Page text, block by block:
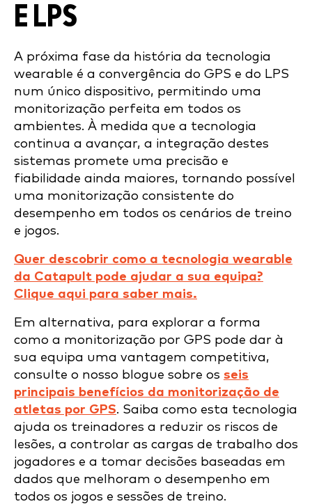
E LPS
A próxima fase da história da tecnologia
wearable é a convergência do GPS e do LPS
num único dispositivo, permitindo uma
monitorização perfeita em todos os
ambientes. À medida que a tecnologia
continua a avançar, a integração destes
sistemas promete uma precisão e
fiabilidade ainda maiores, tornando possível
uma monitorização consistente do
desempenho em todos os cenários de treino
e jogos.
Quer descobrir como a tecnologia wearable
da Catapult pode ajudar a sua equipa?
Clique aqui para saber mais.
Em alternativa, para explorar a forma
como a monitorização por GPS pode dar à
sua equipa uma vantagem competitiva,
consulte o nosso blogue sobre os seis
principais benefícios da monitorização de
atletas por GPS. Saiba como esta tecnologia
ajuda os treinadores a reduzir os riscos de
lesões, a controlar as cargas de trabalho dos
jogadores e a tomar decisões baseadas em
dados que melhoram o desempenho em
todos os jogos e sessões de treino.